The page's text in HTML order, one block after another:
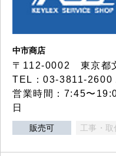
中市商店
〒112-0002 東京都
TEL：03-3811-
営業時間：7:45〜
日
販売可 工事・取